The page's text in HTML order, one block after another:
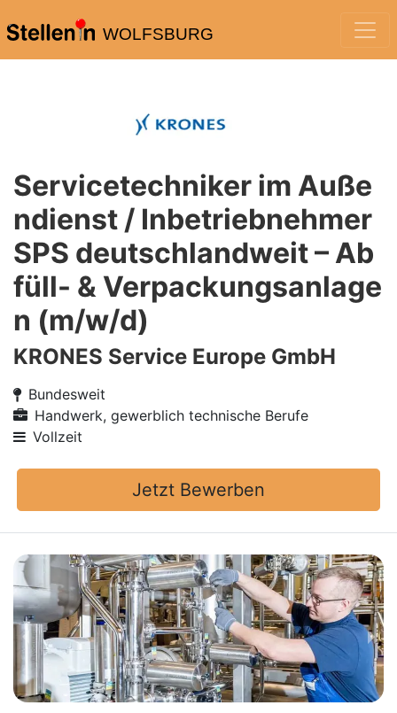
WOLFSBURG
Servicetechniker im Auße
ndienst / Inbetriebnehmer
SPS deutschlandweit – Ab
füll- & Verpackungsanlage
n (m/w/d)
KRONES Service Europe GmbH
Bundesweit
Handwerk, gewerblich technische Berufe
Vollzeit
Jetzt Bewerben